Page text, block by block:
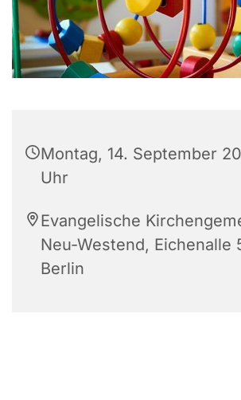
Montag, 14. September
Uhr
Evangelische
Neu-Westend, Eichenalle
Berlin